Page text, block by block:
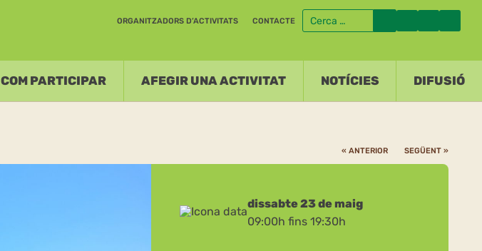
ORGANITZADORS D’ACTIVITATS CONTACTE
COM PARTICIPAR AFEGIR UNA ACTIVITAT NOTÍCIES DIFUSIÓ
« ANTERIOR SEGÜENT »
dissabte 23 de maig
09:00h fins 19:30h